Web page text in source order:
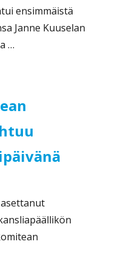
ensimmäistä
Janne Kuuselan
…